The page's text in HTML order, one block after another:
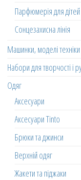
Парфюмерія для дітей
Сонцезахисна лінія
Машинки, моделі техніки
Набори для творчості і
Одяг
Аксесуари
Аксесуари Tinto
Брюки та джинси
Верхній одяг
Жакети та піджаки